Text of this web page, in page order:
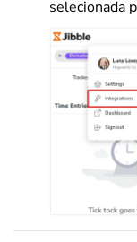
selecionada